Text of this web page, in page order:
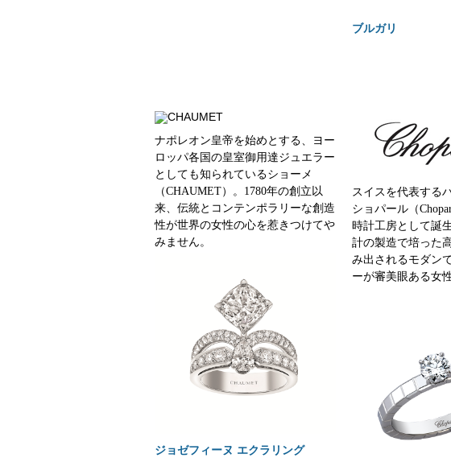
ブルガリ
ナポレオン皇帝を始めとする、ヨー
ロッパ各国の皇室御用達ジュエラー
としても知られているショーメ
（CHAUMET）。1780年の創立以
来、伝統とコンテンポラリーな創造
性が世界の女性の心を惹きつけてや
みません。
ジョゼフィーヌ エクラリング
スイスを代表する
ショパール（
時計工房として誕
計の製造で培った
み出されるモダン
ーが審美眼ある女